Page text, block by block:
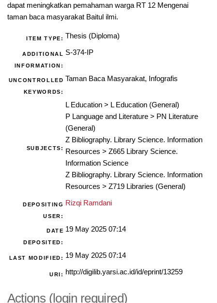
dapat meningkatkan pemahaman warga RT 12 Mengenai
taman baca masyarakat Baitul ilmi.
ITEM TYPE: Thesis (Diploma)
ADDITIONAL
INFORMATION:
S-374-IP
UNCONTROLLED
KEYWORDS:
Taman Baca Masyarakat, Infografis
SUBJECTS:
L Education> L Education (General)
P Language and Literature> PN Literature
(General)
Z Bibliography. Library Science. Information
Resources > Z665 Library Science.
Information Science
Z Bibliography. Library Science. Information
Resources > Z719 Libraries (General)
DEPOSITING
USER:
Rizqi Ramdani
DATE
DEPOSITED:
19 May 2025 07:14
LAST MODIFIED: 19 May 2025 07:14
URI: http://digilib.yarsi.ac.id/id/eprint/13259
Actions (login required)